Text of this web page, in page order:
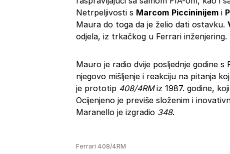
Netrpeljivosti s Marcom Piccininijem i
Maura do toga da je želio dati ostavku.
odjela, iz trkačkog u Ferrari inženjering.
Mauro je radio dvije posljednje godine
njegovo mišljenje i reakciju na pitanja
je prototip 408/4RMiz 1987. godine,
Ocijenjeno je previše složenim i
Maranello je izgradio 348.
Ferrari 408/4RM